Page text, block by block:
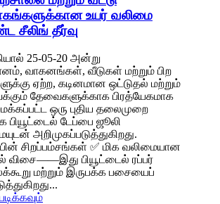
உயர் வலிமை
சீலிங் தீர்வு
25-05-20 அன்று
வாகனங்கள், வீடுகள் மற்றும் பிற
ஏற்ற, கடினமான ஒட்டுதல் மற்றும்
தேவைகளுக்காக பிரத்யேகமாக
ஒரு புதிய தலைமுறை
பியூட்டைல் ​​டேப்பை ஜூலி
அறிமுகப்படுத்துகிறது.
சிறப்பம்சங்கள் ✅ மிக வலிமையான
விசை——இது பியூட்டைல் ​​ரப்பர்
மற்றும் இருபக்க பசையைப்